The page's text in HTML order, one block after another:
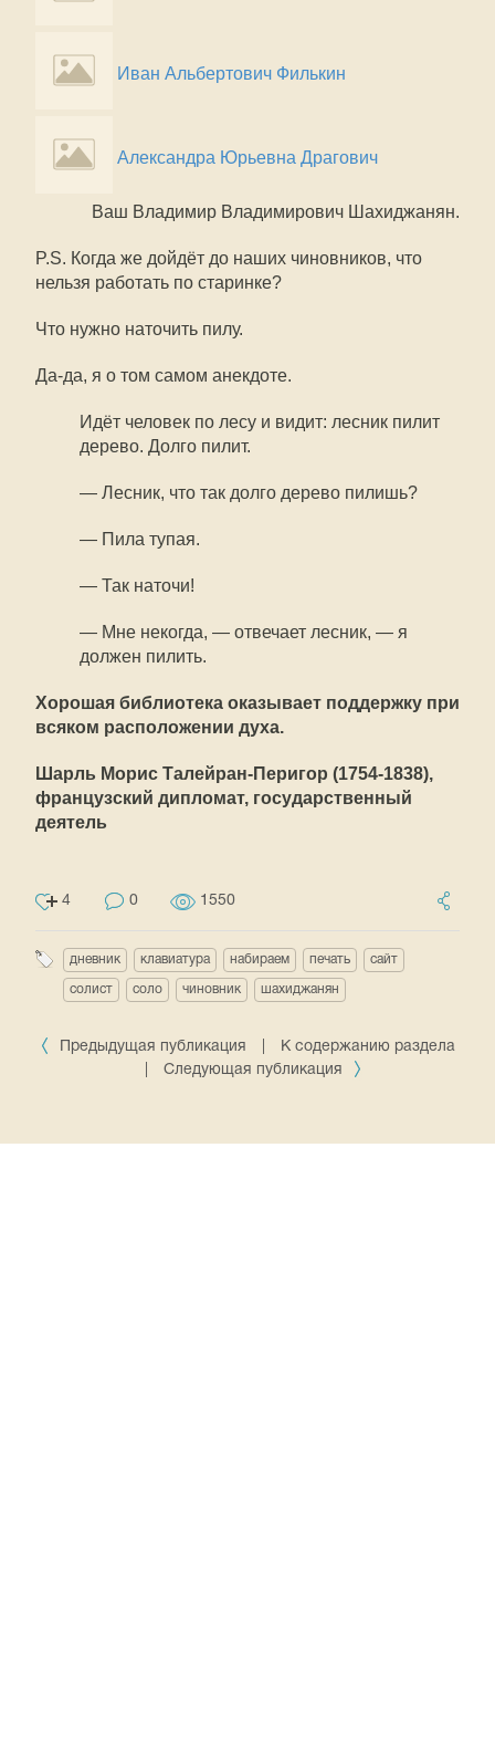
Иван Альбертович Филькин
Александра Юрьевна Драгович
Ваш Владимир Владимирович Шахиджанян.
P.S. Когда же дойдёт до наших чиновников, что
нельзя работать по старинке?
Что нужно наточить пилу.
Да-да, я о том самом анекдоте.
Идёт человек по лесу и видит: лесник пилит
дерево. Долго пилит.
— Лесник, что так долго дерево пилишь?
— Пила тупая.
— Так наточи!
— Мне некогда, — отвечает лесник, — я
должен пилить.
Хорошая библиотека оказывает поддержку при
всяком расположении духа.
Шарль Морис Талейран-Перигор (1754-1838),
французский дипломат, государственный
деятель
4 0 1550
дневник клавиатура набираем печать сайт
солист соло чиновник шахиджанян
Предыдущая публикация
К содержанию раздела
Следующая публикация